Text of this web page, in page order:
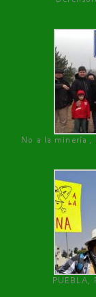
No a la minería ,
PUEBLA,